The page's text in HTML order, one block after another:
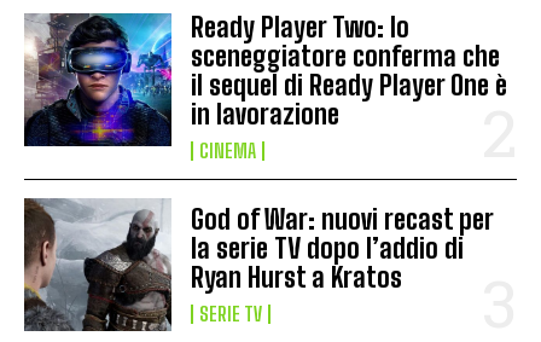
Ready Player Two: lo
sceneggiatore conferma che
il sequel di Ready Player One è
in lavorazione
CINEMA
God of War: nuovi recast per
la serie TV dopo l’addio di
Ryan Hurst a Kratos
SERIE TV